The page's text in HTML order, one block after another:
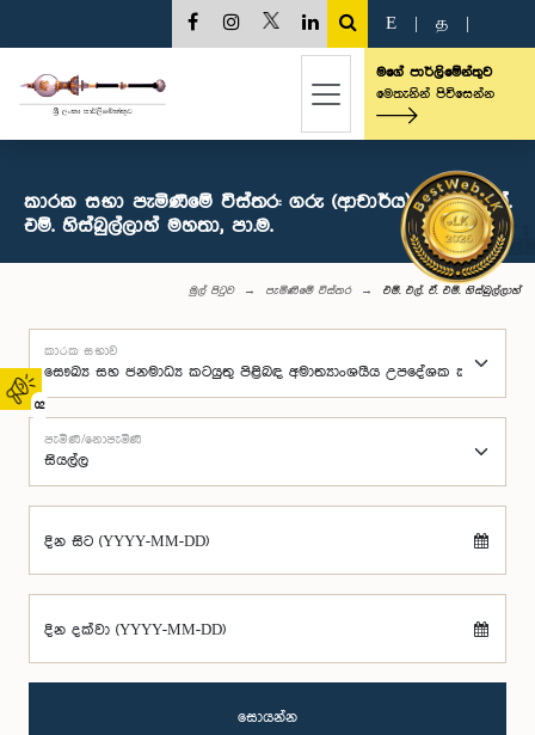
02
E த
මගේ පාර්ලිමේන්තුව
මෙතැනින් පිවිසෙන්න
කාරක සභා පැමිණීමේ විස්තර: ගරු (ආචාර්ය) එම්. එල්. ඒ.
එම්. හිස්බුල්ලාහ් මහතා, පා.ම.
මුල් පිටුව පැමිණීමේ විස්තර එම්. එල්. ඒ. එම්. හිස්බුල්ලාහ්
කාරක සභාව
පැමිණි/නොපැමිණි
දින සිට (YYYY-MM-DD)
දින දක්වා (YYYY-MM-DD)
සොයන්න